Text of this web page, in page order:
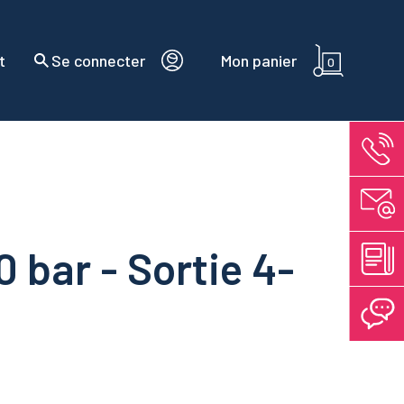
Se connecter Mon panier 0
bar - Sortie 4-